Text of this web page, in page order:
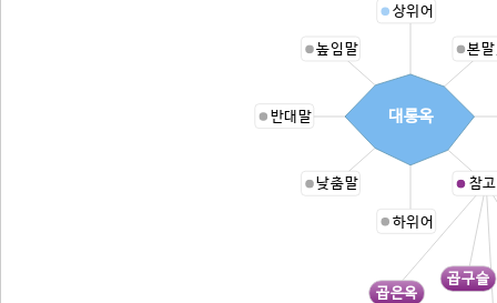
상위어
본
곱구슬
곱은옥
참
하위어
낮춤말
반대말
높임말
대롱옥